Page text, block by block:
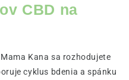
CBD na
Kana sa rozhodujete
cyklus bdenia a spánku